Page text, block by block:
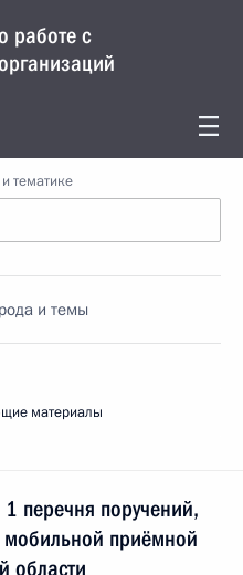
работе с
тематике
и темы
материалы
перечня поручений,
приёмной
области